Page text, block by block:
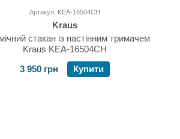
Артикул: KEA-16504CH
Kraus
стакан із настінним тримачем
Kraus KEA-16504CH
3 950 грн
Купити